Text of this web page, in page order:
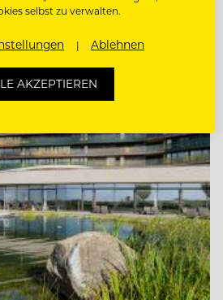
selbst zu verwalten.
Ablehnen
AKZEPTIEREN